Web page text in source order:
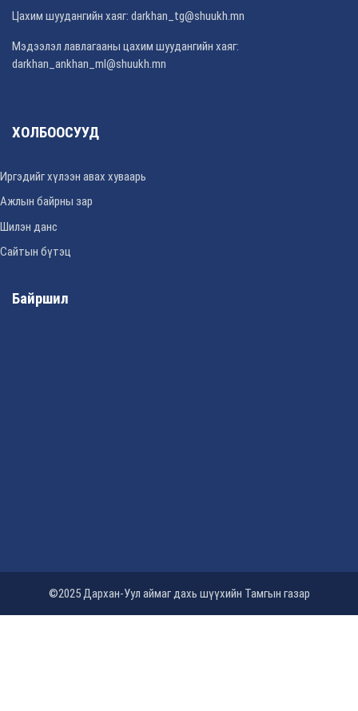
Цахим шуудангийн хаяг: darkhan_tg@shuukh.mn
Мэдээлэл лавлагааны цахим шуудангийн хаяг:
darkhan_ankhan_ml@shuukh.mn
ХОЛБООСУУД
Иргэдийг хүлээн авах хуваарь
Ажлын байрны зар
Шилэн данс
Сайтын бүтэц
Байршил
©2025 Дархан-Уул аймаг дахь шүүхийн Тамгын газар